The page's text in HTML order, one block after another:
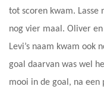
tot scoren kwam. Lasse
nog vier maal. Oliver
Levi’s naam kwam ook
goal daarvan was wel
mooi in de goal, na een